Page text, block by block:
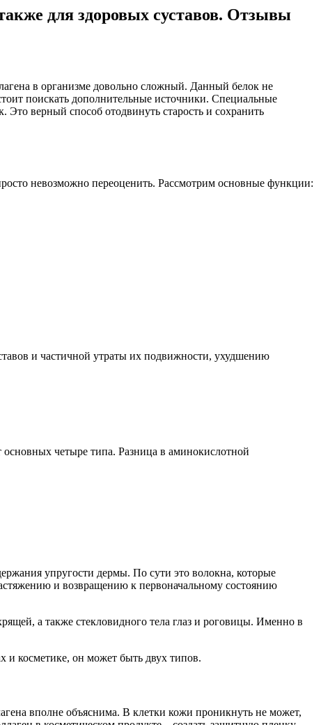
для здоровых суставов. Отзывы
в организме довольно сложный. Данный белок не
поискать дополнительные источники. Специальные
верный способ отодвинуть старость и сохранить
невозможно переоценить. Рассмотрим основные функции:
и частичной утраты их подвижности, ухудшению
четыре типа. Разница в аминокислотной
упругости дермы. По сути это волокна, которые
и возвращению к первоначальному состоянию
а также стекловидного тела глаз и роговицы. Именно в
и косметике, он может быть двух типов.
вполне объяснима. В клетки кожи проникнуть не может,